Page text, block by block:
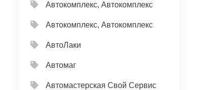
Автокомплекс, Автокомплекс
Автокомплекс, Автокомплекс
АвтоЛаки
Автомаг
Автомастерская Свой Сервис